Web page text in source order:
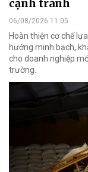
cạnh tranh
06/08/2026 11:05
Hoàn thiện cơ chế
hướng minh bạch,
cho doanh nghiệp
trường.